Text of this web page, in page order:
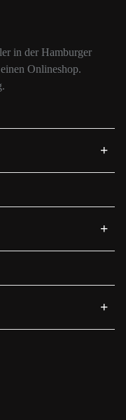
in der Hamburger
Onlineshop.